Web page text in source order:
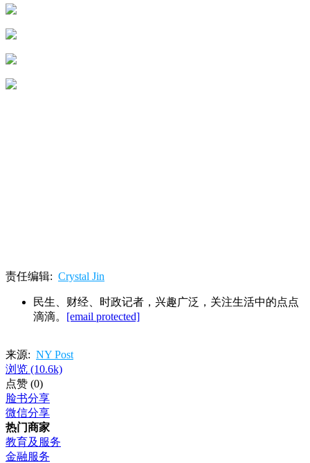
责任编辑: Crystal Jin
民生、财经、时政记者，兴趣广泛，关注生活中的点点
滴滴。 [email protected]
来源: NY Post
浏览 (10.6k)
点赞 (0)
脸书分享
微信分享
热门商家
教育及服务
金融服务